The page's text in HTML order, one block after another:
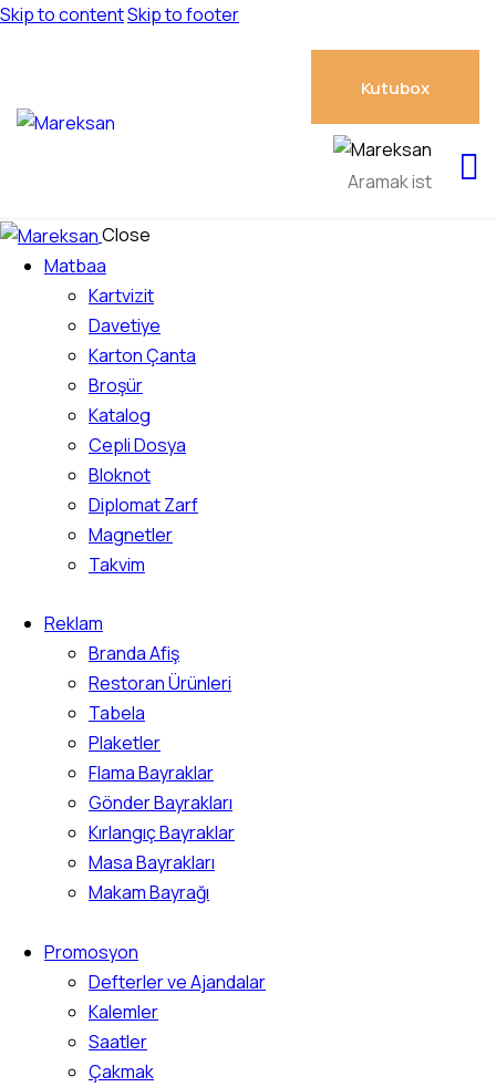
Skip to contentSkip to footer
Kutubox
Close
Matbaa
Kartvizit
Davetiye
Karton Çanta
Broşür
Katalog
Cepli Dosya
Bloknot
Diplomat Zarf
Magnetler
Takvim
Reklam
Branda Afiş
Restoran Ürünleri
Tabela
Plaketler
Flama Bayraklar
Gönder Bayrakları
Kırlangıç Bayraklar
Masa Bayrakları
Makam Bayrağı
Promosyon
Defterler ve Ajandalar
Kalemler
Saatler
Çakmak